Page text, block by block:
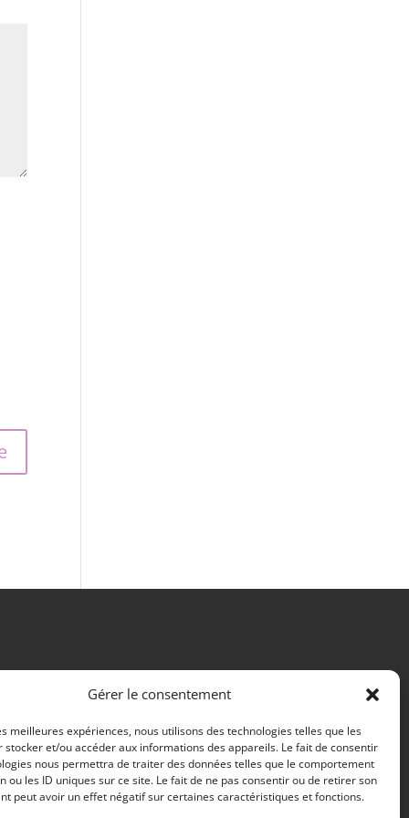
Gérer le consentement
meilleures expériences, nous utilisons des technologies telles que les
stocker et/ou accéder aux informations des appareils. Le fait de consentir
nous permettra de traiter des données telles que le comportement
ou les ID uniques sur ce site. Le fait de ne pas consentir ou de retirer son
peut avoir un effet négatif sur certaines caractéristiques et fonctions.